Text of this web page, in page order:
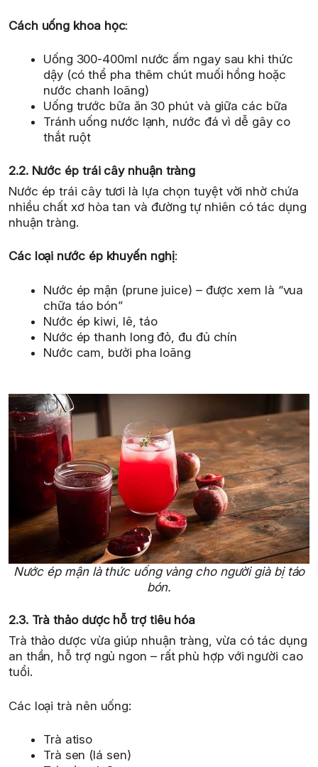
Cách uống khoa học:
Uống 300-400ml nước ấm ngay sau khi thức
dậy (có thể pha thêm chút muối hồng hoặc
nước chanh loãng)
Uống trước bữa ăn 30 phút và giữa các bữa
Tránh uống nước lạnh, nước đá vì dễ gây co
thắt ruột
2.2. Nước ép trái cây nhuận tràng
Nước ép trái cây tươi là lựa chọn tuyệt vời nhờ chứa
nhiều chất xơ hòa tan và đường tự nhiên có tác dụng
nhuận tràng.
Các loại nước ép khuyến nghị:
Nước ép mận (prune juice) – được xem là “vua
chữa táo bón”
Nước ép kiwi, lê, táo
Nước ép thanh long đỏ, đu đủ chín
Nước cam, bưởi pha loãng
Nước ép mận là thức uống vàng cho người già bị táo
bón.
2.3. Trà thảo dược hỗ trợ tiêu hóa
Trà thảo dược vừa giúp nhuận tràng, vừa có tác dụng
an thần, hỗ trợ ngủ ngon – rất phù hợp với người cao
tuổi.
Các loại trà nên uống:
Trà atiso
Trà sen (lá sen)